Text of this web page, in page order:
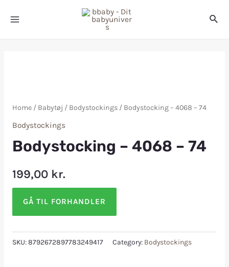
Home/ Babytøj / Bodystockings/ Bodystocking – 4068 – 74
Bodystockings
Bodystocking – 4068 – 74
199,00 kr.
GÅ TIL FORHANDLER
SKU:8792672897783249417 Category: Bodystockings